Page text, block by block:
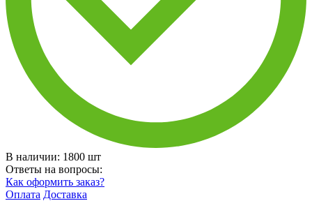
В наличии: 1800 шт
Ответы на вопросы:
Как оформить заказ?
Оплата Доставка